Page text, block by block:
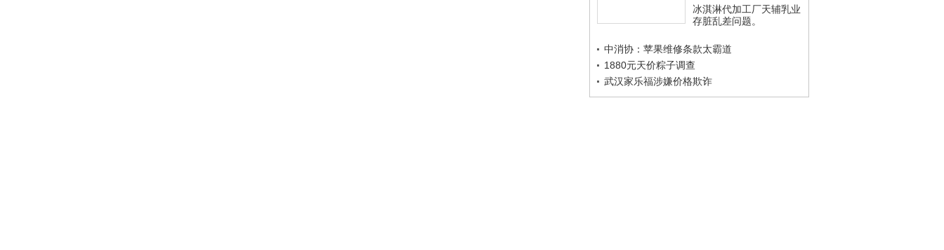
冰淇淋代加工厂天辅乳业
存脏乱差问题。
中消协：苹果维修条款太霸道
1880元天价粽子调查
武汉家乐福涉嫌价格欺诈